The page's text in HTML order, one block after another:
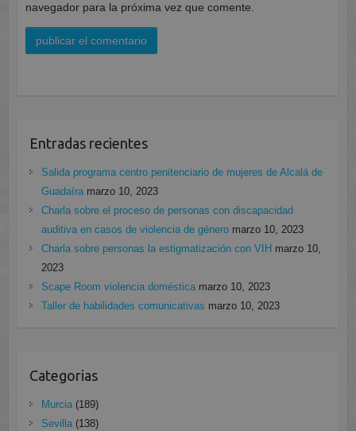
navegador para la próxima vez que comente.
Entradas recientes
Salida programa centro penitenciario de mujeres de Alcalá de
Guadaíra marzo 10, 2023
Charla sobre el proceso de personas con discapacidad
auditiva en casos de violencia de género marzo 10, 2023
Charla sobre personas la estigmatización con VIH marzo 10,
2023
Scape Room violencia doméstica marzo 10, 2023
Taller de habilidades comunicativas marzo 10, 2023
Categorias
Murcia(189)
Sevilla(138)